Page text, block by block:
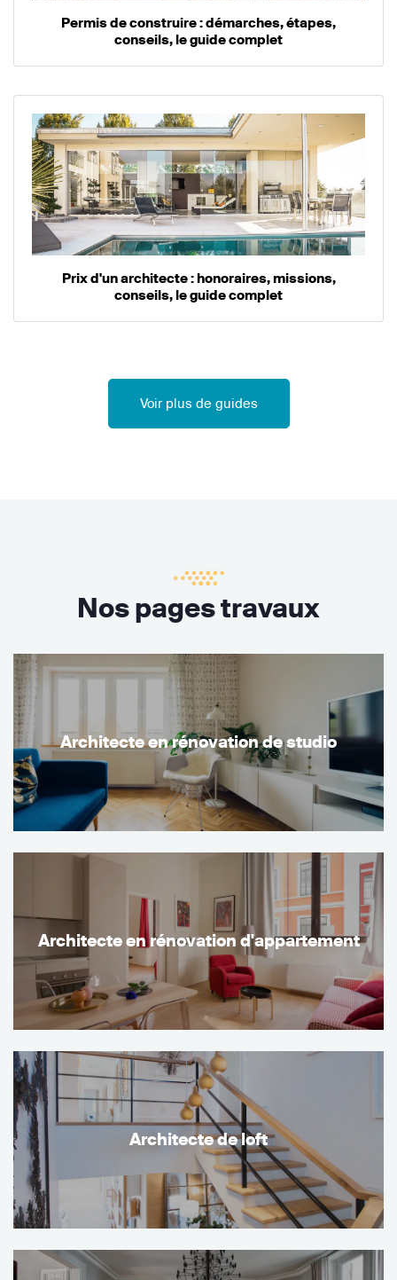
Permis de construire : démarches, étapes,
conseils, le guide complet
Prix d'un architecte : honoraires, missions,
conseils, le guide complet
Voir plus de guides
Nos pages travaux
Architecte en rénovation de studio
Architecte en rénovation d'appartement
Architecte de loft